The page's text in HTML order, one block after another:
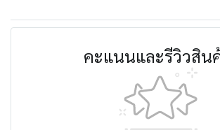
คะแนนและรีวิวสิน